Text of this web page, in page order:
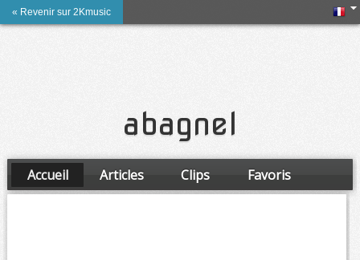
« Revenir sur 2Kmusic
abagnel
Accueil Articles Clips
Favoris
Amis